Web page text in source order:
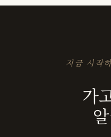
지금 시작
가